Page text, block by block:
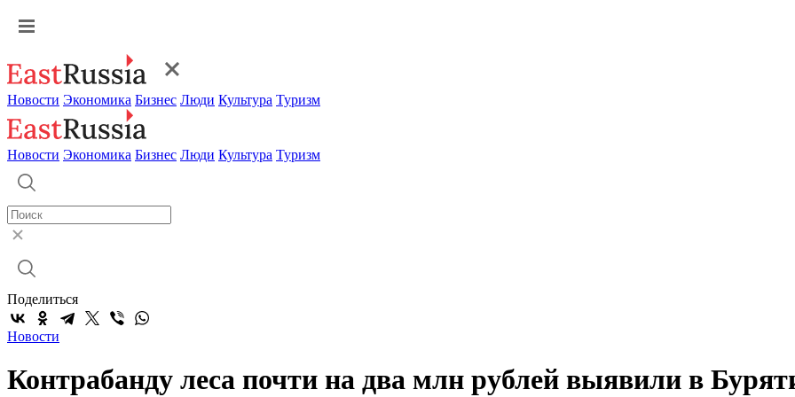
Новости Экономика Бизнес Люди Культура Туризм
Новости Экономика Бизнес Люди Культура Туризм
Поделиться
Новости
Контрабанду леса почти на два млн рублей выявили в